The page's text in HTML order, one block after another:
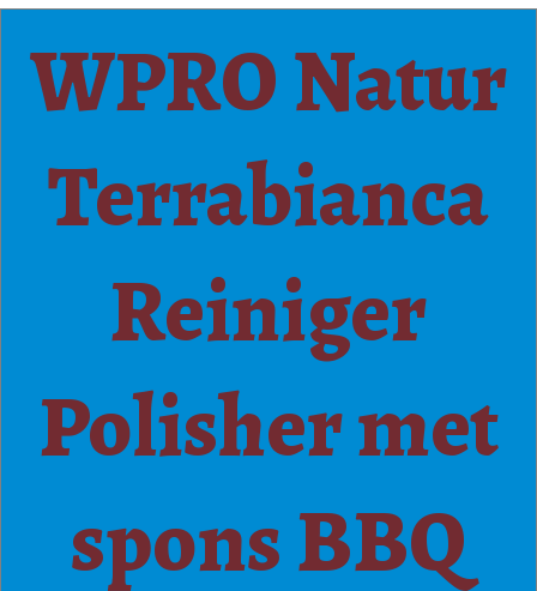
WPRO Natur
Terrabianca
Reiniger
Polisher met
spons BBQ